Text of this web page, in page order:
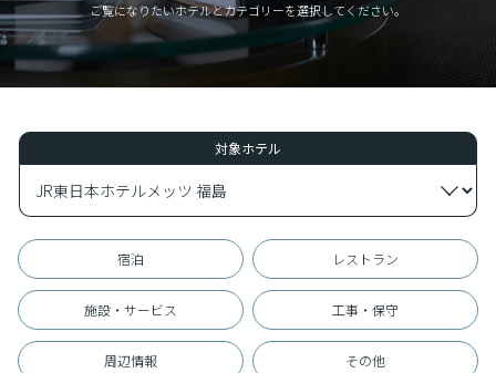
ご覧になりたいホテルとカテゴリーを選択してください。
対象ホテル
宿泊 レストラン
施設・サービス 工事・保守
周辺情報 その他